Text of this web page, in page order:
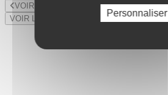
VOIR LE LOT PRÉCÉDENT
VOIR LE LOT SUIVANT
Personnaliser